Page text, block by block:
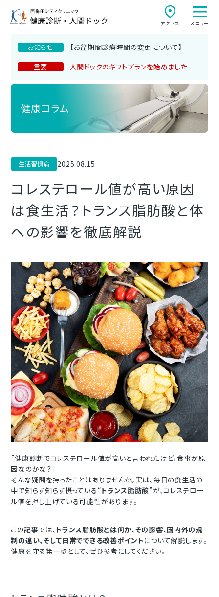
メニュー
アクセス
お知らせ 【お盆期間診療時間の変更について】
重要 人間ドックのギフトプランを始めました
健康コラム
生活習慣病 2025.08.15
コレステロール値が高い原因
は食生活？トランス脂肪酸と体
への影響を徹底解説
「健康診断でコレステロール値が高いと言われたけど、食事が原
因なのかな？」
そんな疑問を持ったことはありませんか。実は、毎日の食生活の
中で知らず知らず摂っている“トランス脂肪酸”が、コレステロー
ル値を押し上げている可能性があります。
この記事では、 トランス脂肪酸とは何か、その影響、国内外の規
制の違い、そして日常でできる改善ポイントについて解説します。
健康を守る第一歩として、ぜひ参考にしてください。